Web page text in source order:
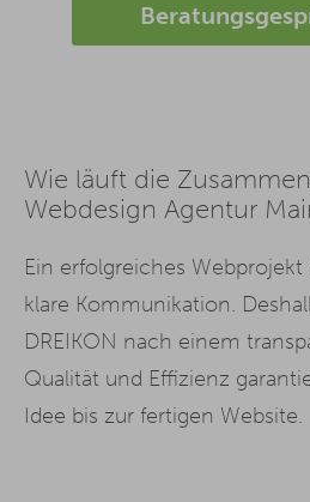
Wie läuft die
Webdesign Agentur
Ein erfolgreiches
klare Kommunikation.
DREIKON nach einem
Qualität und Effizienz
Idee bis zur fertigen Website.